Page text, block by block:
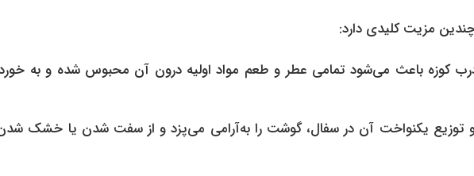
مزیت کلیدی دارد:
کوزه باعث می‌شود تمامی عطر و طعم مواد اولیه درون آن محبوس شده و به
و توزیع یکنواخت آن در سفال، گوشت را به‌آرامی می‌پزد و از سفت شدن یا خشک